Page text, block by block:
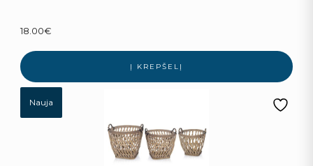
18.00€
Į KREPŠELĮ
Nauja